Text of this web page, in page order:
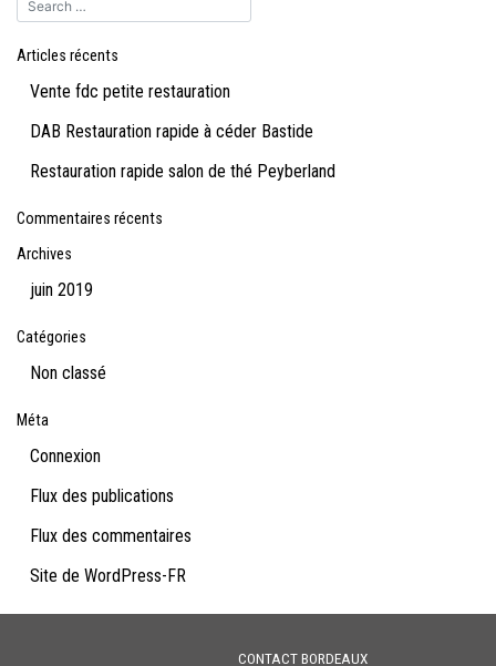
Articles récents
Vente fdc petite restauration
DAB Restauration rapide à céder Bastide
Restauration rapide salon de thé Peyberland
Commentaires récents
Archives
juin 2019
Catégories
Non classé
Méta
Connexion
Flux des publications
Flux des commentaires
Site de WordPress-FR
CONTACT BORDEAUX